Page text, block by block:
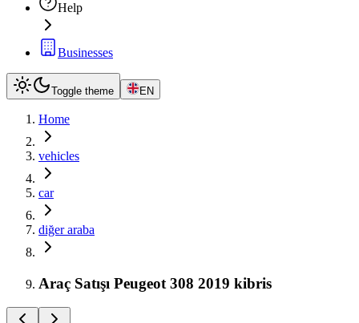
Help
Businesses
Toggle theme EN
Home
vehicles
car
diğer araba
Araç Satışı Peugeot 308 2019 kibris